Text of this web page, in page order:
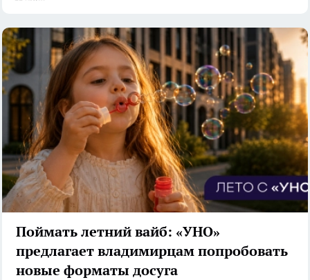
Поймать летний вайб: «УНО»
предлагает владимирцам попробовать
новые форматы досуга